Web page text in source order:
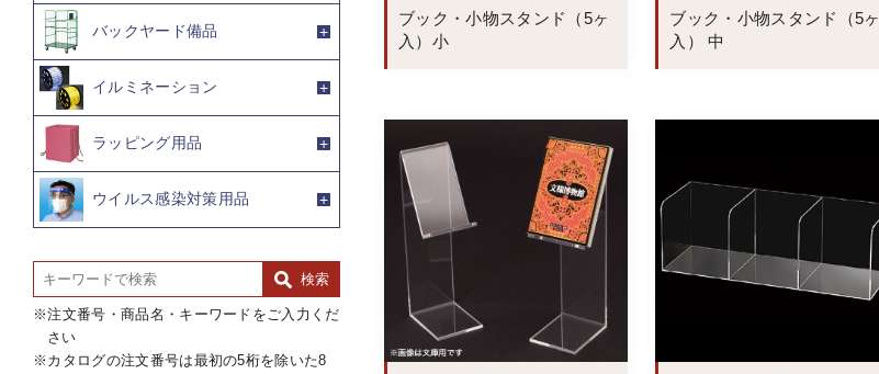
ブック・小物スタンド（5ヶ
入）小
ブック・小物スタンド（5ヶ
入） 中
バックヤード備品
イルミネーション
ラッピング用品
ウイルス感染対策用品
注文番号・商品名・キーワードをご入力くだ
さい
カタログの注文番号は最初の5桁を除いた8